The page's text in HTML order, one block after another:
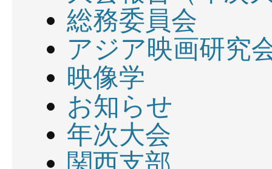
総務委員会
アジア映画研究
映像学
お知らせ
年次大会
関西支部